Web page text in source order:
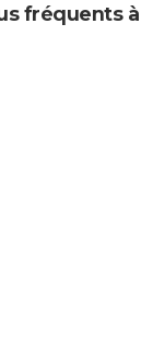
fréquents à